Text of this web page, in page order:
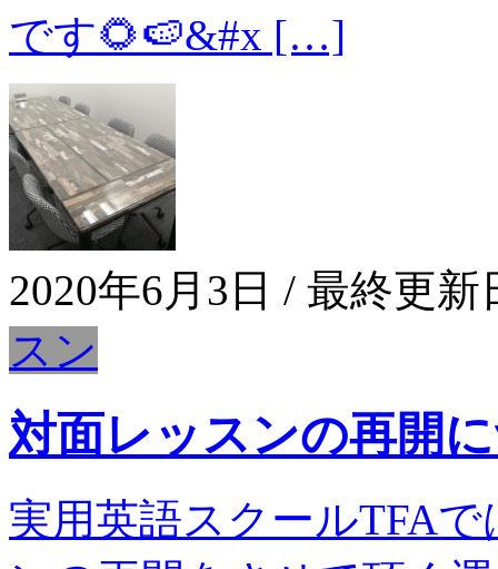
です🌻🍉&#x […]
2020年6月3日 / 最終更
スン
対面レッスンの再開
実用英語スクールTFA